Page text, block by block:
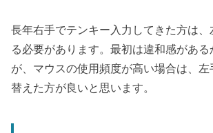
長年右手でテンキー入力してきた方は
る必要があります。最初は違和感があ
が、マウスの使用頻度が高い場合は、左
替えた方が良いと思います。